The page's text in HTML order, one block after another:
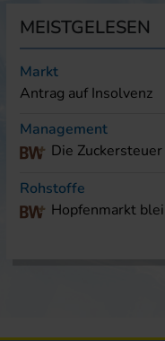
MEISTGELESEN
Markt
Antrag auf Insolvenz
Management
Die
Rohstoffe
Hopfenmarkt